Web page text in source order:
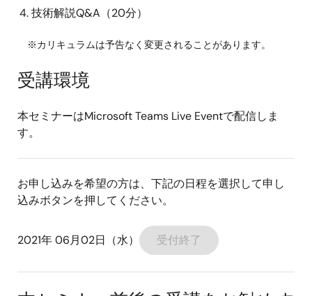
技術解説Q&A（20分）
※カリキュラムは予告なく変更されることがあります。
受講環境
本セミナーはMicrosoft Teams Live Eventで配信しま
す。
お申し込みを希望の方は、下記の日程を選択して申し
込みボタンを押してください。
2021年 06月02日（水） 受付終了